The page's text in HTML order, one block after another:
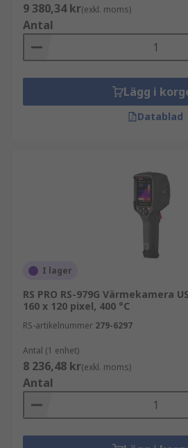
9 380,34 kr(exkl. moms)
Antal
Lägg i
Datablad
I lager
RS PRO RS-979G Värmekamera
160 x 120 pixel, 400 °C
RS-artikelnummer 279-6297
Antal (1 enhet)
8 236,48 kr(exkl. moms)
Antal